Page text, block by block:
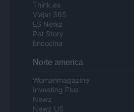
Think.es
Viajar 365
ES Newz
Pet Story
Encocina
Norte america
Womanmagazine
Investing Plus
Newz
Newz US